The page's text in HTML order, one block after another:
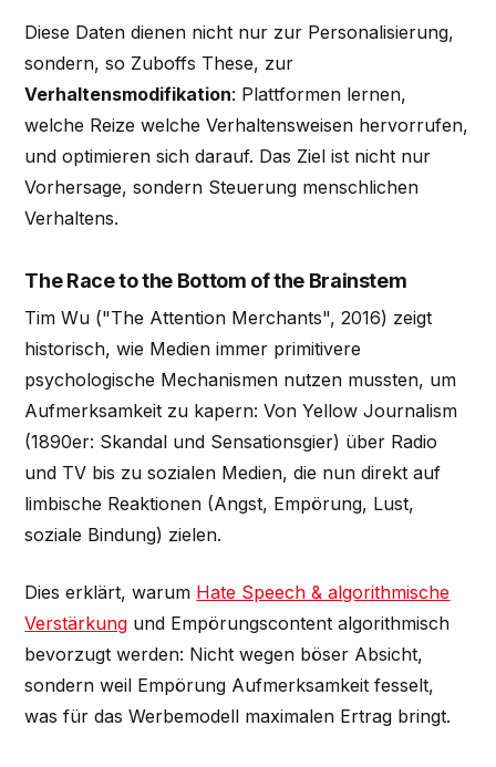
Diese Daten dienen nicht nur zur Personalisierung,
sondern, so Zuboffs These, zur
Verhaltensmodifikation: Plattformen lernen,
welche Reize welche Verhaltensweisen hervorrufen,
und optimieren sich darauf. Das Ziel ist nicht nur
Vorhersage, sondern Steuerung menschlichen
Verhaltens.
The Race to the Bottom of the Brainstem
Tim Wu ("The Attention Merchants", 2016) zeigt
historisch, wie Medien immer primitivere
psychologische Mechanismen nutzen mussten, um
Aufmerksamkeit zu kapern: Von Yellow Journalism
(1890er: Skandal und Sensationsgier) über Radio
und TV bis zu sozialen Medien, die nun direkt auf
limbische Reaktionen (Angst, Empörung, Lust,
soziale Bindung) zielen.
Dies erklärt, warum Hate Speech & algorithmische
Verstärkung und Empörungscontent algorithmisch
bevorzugt werden: Nicht wegen böser Absicht,
sondern weil Empörung Aufmerksamkeit fesselt,
was für das Werbemodell maximalen Ertrag bringt.